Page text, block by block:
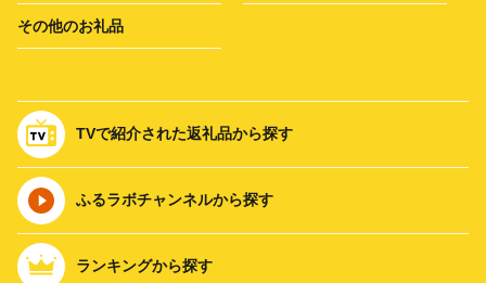
その他のお礼品
TVで紹介された返礼品から探す
ふるラボチャンネルから探す
ランキングから探す